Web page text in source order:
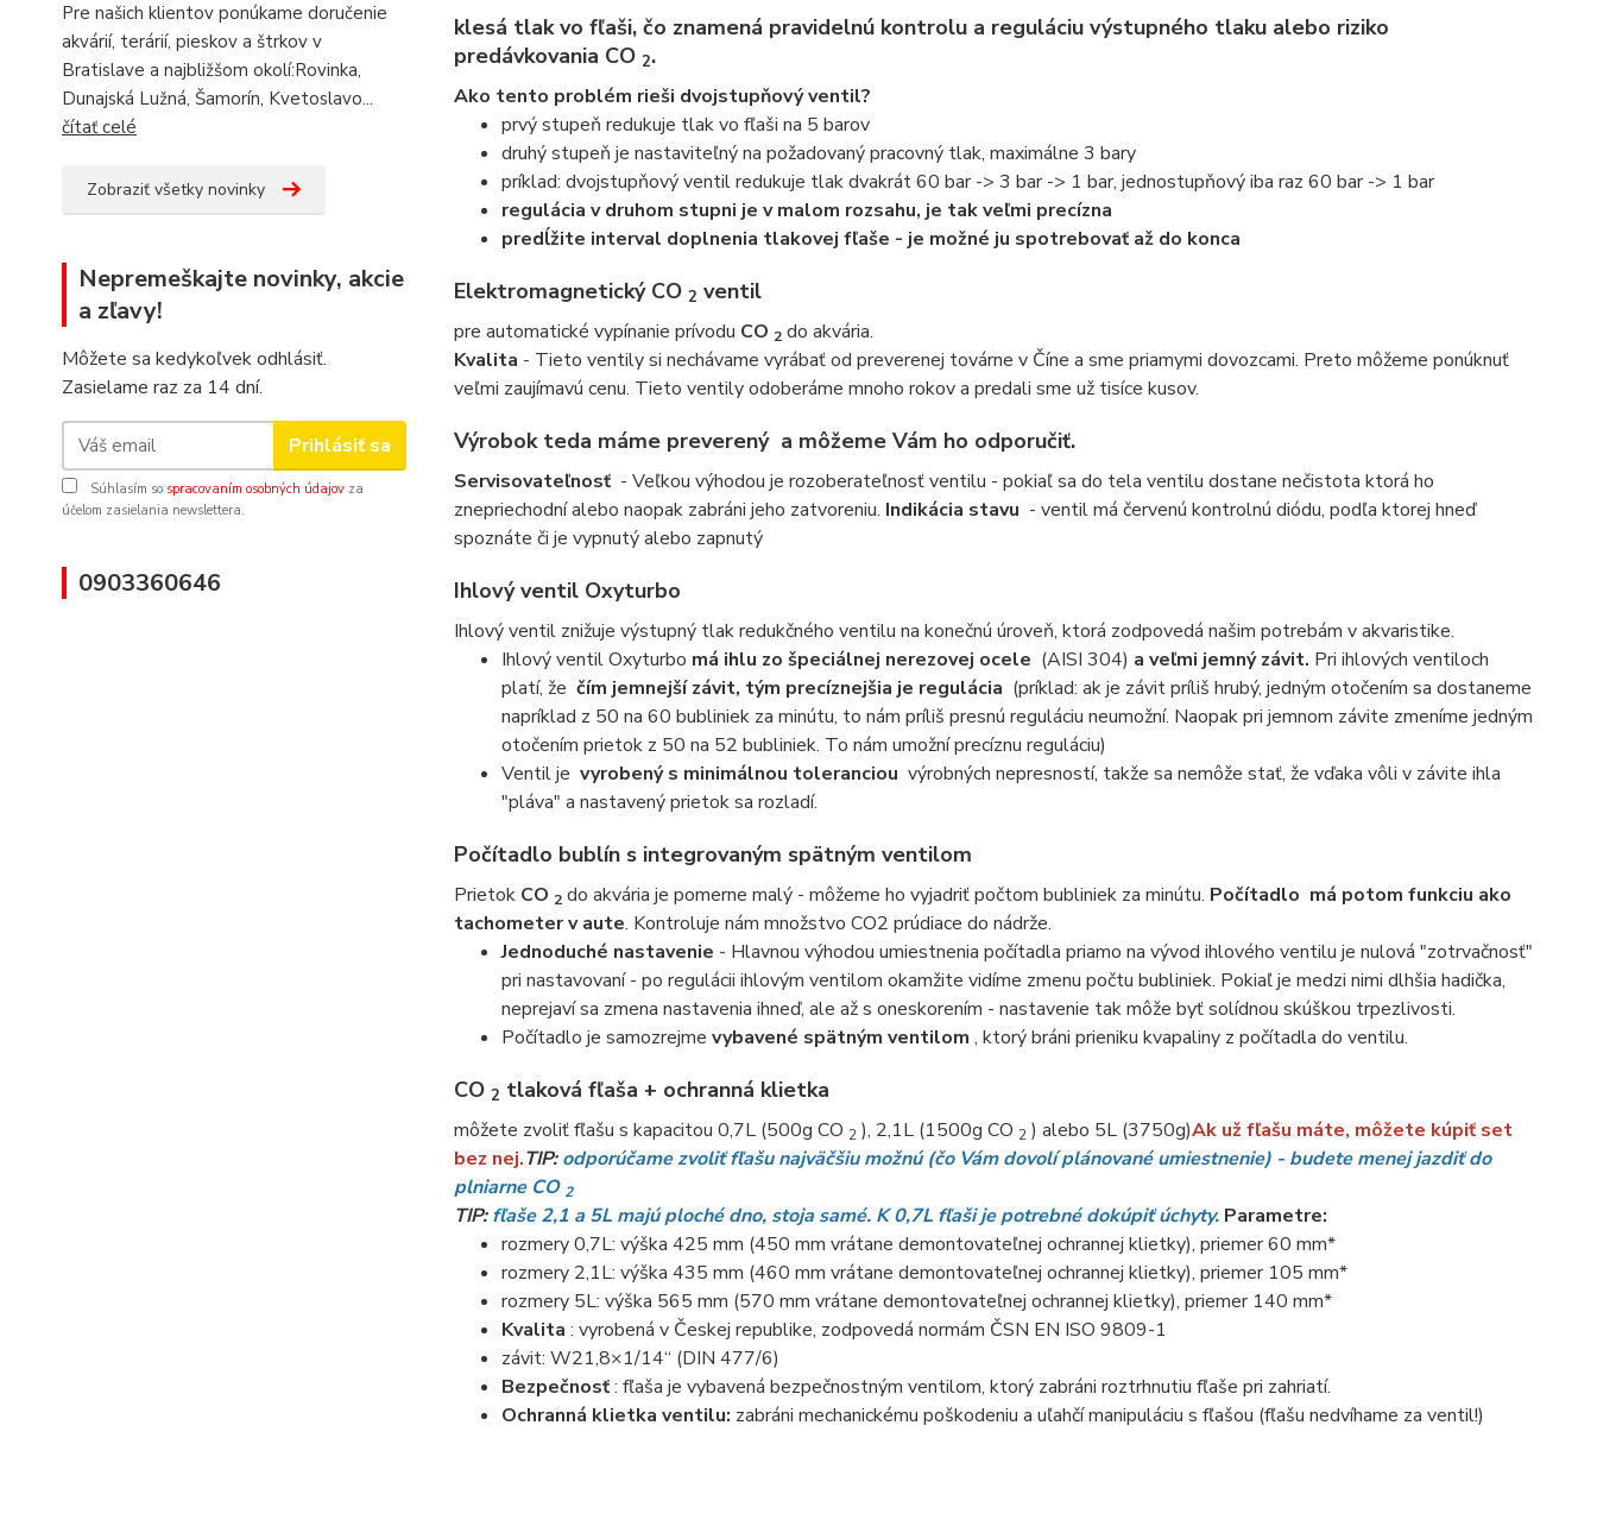
Pre našich klientov ponúkame doručenie
akvárií, terárií, pieskov a štrkov v
Bratislave a najbližšom okolí:Rovinka,
Dunajská Lužná, Šamorín, Kvetoslavo...
čítať celé
Zobraziť všetky novinky
Nepremeškajte novinky, akcie
a zľavy!
Môžete sa kedykoľvek odhlásiť.
Zasielame raz za 14 dní.
Prihlásiť sa
Súhlasím so spracovaním osobných údajov za
účelom zasielania newslettera.
0903360646
klesá tlak vo fľaši, čo znamená pravidelnú kontrolu a reguláciu výstupného tlaku alebo riziko
predávkovania CO 2.
Ako tento problém rieši dvojstupňový ventil?
prvý stupeň redukuje tlak vo fľaši na 5 barov
druhý stupeň je nastaviteľný na požadovaný pracovný tlak, maximálne 3 bary
príklad: dvojstupňový ventil redukuje tlak dvakrát 60 bar -> 3 bar -> 1 bar, jednostupňový iba raz 60 bar -> 1 bar
regulácia v druhom stupni je v malom rozsahu, je tak veľmi precízna
predĺžite interval doplnenia tlakovej fľaše - je možné ju spotrebovať až do konca
Elektromagnetický CO 2 ventil
pre automatické vypínanie prívodu CO 2do akvária.
Kvalita - Tieto ventily si nechávame vyrábať od preverenej továrne v Číne a sme priamymi dovozcami. Preto môžeme ponúknuť
veľmi zaujímavú cenu. Tieto ventily odoberáme mnoho rokov a predali sme už tisíce kusov.
Výrobok teda máme preverenýa môžeme Vám ho odporučiť.
Servisovateľnosť- Veľkou výhodou je rozoberateľnosť ventilu - pokiaľ sa do tela ventilu dostane nečistota ktorá ho
znepriechodní alebo naopak zabráni jeho zatvoreniu. Indikácia stavu - ventil má červenú kontrolnú diódu, podľa ktorej hneď
spoznáte či je vypnutý alebo zapnutý
Ihlový ventil Oxyturbo
Ihlový ventil znižuje výstupný tlak redukčného ventilu na konečnú úroveň, ktorá zodpovedá našim potrebám v akvaristike.
Ihlový ventil Oxyturbo má ihlu zo špeciálnej nerezovej ocele (AISI 304) a veľmi jemný závit. Pri ihlových ventiloch
platí, že čím jemnejší závit, tým precíznejšia je regulácia (príklad: ak je závit príliš hrubý, jedným otočením sa dostaneme
napríklad z 50 na 60 bubliniek za minútu, to nám príliš presnú reguláciu neumožní. Naopak pri jemnom závite zmeníme jedným
otočením prietok z 50 na 52 bubliniek. To nám umožní precíznu reguláciu)
Ventil je vyrobený s minimálnou toleranciou výrobných nepresností, takže sa nemôže stať, že vďaka vôli v závite ihla
"pláva" a nastavený prietok sa rozladí.
Počítadlo bublín s integrovaným spätným ventilom
Prietok CO 2do akvária je pomerne malý - môžeme ho vyjadriť počtom bubliniek za minútu. Počítadlo má potom funkciu ako
tachometer v aute. Kontroluje nám množstvo CO2 prúdiace do nádrže.
Jednoduché nastavenie - Hlavnou výhodou umiestnenia počítadla priamo na vývod ihlového ventilu je nulová "zotrvačnosť"
pri nastavovaní - po regulácii ihlovým ventilom okamžite vidíme zmenu počtu bubliniek. Pokiaľ je medzi nimi dlhšia hadička,
neprejaví sa zmena nastavenia ihneď, ale až s oneskorením - nastavenie tak môže byť solídnou skúškou trpezlivosti.
Počítadlo je samozrejme vybavené spätným ventilom , ktorý bráni prieniku kvapaliny z počítadla do ventilu.
CO 2 tlaková fľaša + ochranná klietka
môžete zvoliť fľašu s kapacitou 0,7L (500g CO 2 ), 2,1L (1500g CO 2 ) alebo 5L (3750g)Ak už fľašu máte, môžete kúpiť set
bez nej.TIP:odporúčame zvoliť fľašu najväčšiu možnú (čo Vám dovolí plánované umiestnenie) - budetemenej jazdiť do
plniarne CO 2
TIP:fľaše 2,1 a 5L majú ploché dno, stoja samé. K 0,7L fľaši je potrebné dokúpiť úchyty. Parametre:
rozmery 0,7L: výška 425 mm (450 mm vrátane demontovateľnej ochrannej klietky), priemer 60 mm*
rozmery 2,1L: ​​výška 435 mm (460 mm vrátane demontovateľnej ochrannej klietky), priemer 105 mm*
rozmery 5L: výška 565 mm (570 mm vrátane demontovateľnej ochrannej klietky), priemer 140 mm*
Kvalita : vyrobená v Českej republike, zodpovedá normám ČSN EN ISO 9809-1
závit: W21,8×1/14“ (DIN 477/6)
Bezpečnosť: fľaša je vybavená bezpečnostným ventilom, ktorý zabráni roztrhnutiu fľaše pri zahriatí.
Ochranná klietka ventilu: zabráni mechanickému poškodeniu a uľahčí manipuláciu s fľašou (fľašu nedvíhame za ventil!)